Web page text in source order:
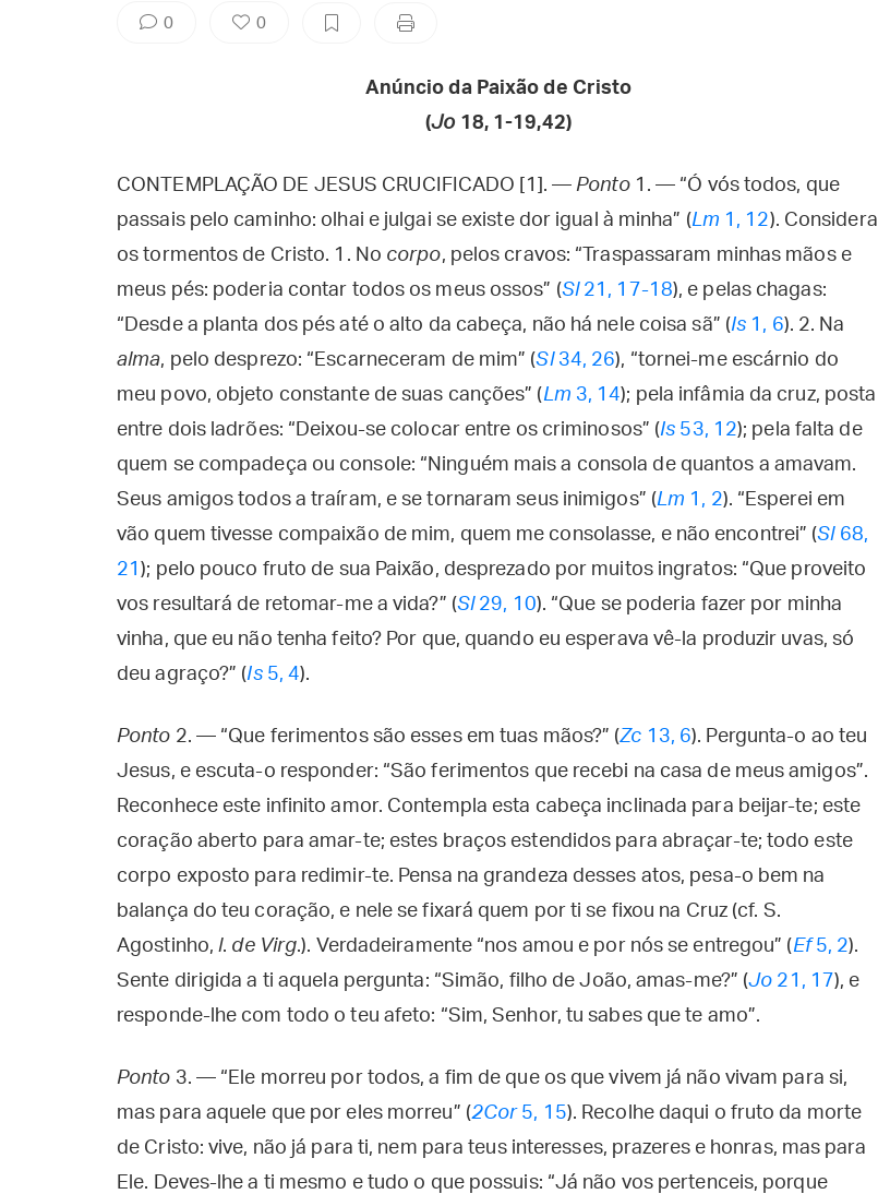
0 0
Anúncio da Paixão de Cristo
(Jo 18, 1-19,42)
CONTEMPLAÇÃO DE JESUS CRUCIFICADO [1]. —Ponto1. — “Ó vós todos, que
passais pelo caminho: olhai e julgai se existe dor igual à minha” (Lm 1, 12). Considera
os tormentos de Cristo. 1. No corpo, pelos cravos: “Traspassaram minhas mãos e
meus pés: poderia contar todos os meus ossos” (Sl21, 17-18), e pelas chagas:
“Desde a planta dos pés até o alto da cabeça, não há nele coisa sã” (Is 1, 6). 2. Na
alma, pelo desprezo: “Escarneceram de mim” (Sl34, 26), “tornei-me escárnio do
meu povo, objeto constante de suas canções” (Lm 3, 14); pela infâmia da cruz, posta
entre dois ladrões: “Deixou-se colocar entre os criminosos” (Is 53, 12); pela falta de
quem se compadeça ou console: “Ninguém mais a consola de quantos a amavam.
Seus amigos todos a traíram, e se tornaram seus inimigos” (Lm 1, 2). “Esperei em
vão quem tivesse compaixão de mim, quem me consolasse, e não encontrei” (Sl68,
21 ); pelo pouco fruto de sua Paixão, desprezado por muitos ingratos: “Que proveito
vos resultará de retomar-me a vida?” (Sl29, 10). “Que se poderia fazer por minha
vinha, que eu não tenha feito? Por que, quando eu esperava vê-la produzir uvas, só
deu agraço?” (Is5, 4).
Ponto 2. — “Que ferimentos são esses em tuas mãos?” (Zc 13, 6). Pergunta-o ao teu
Jesus, e escuta-o responder: “São ferimentos que recebi na casa de meus amigos”.
Reconhece este infinito amor. Contempla esta cabeça inclinada para beijar-te; este
coração aberto para amar-te; estes braços estendidos para abraçar-te; todo este
corpo exposto para redimir-te. Pensa na grandeza desses atos, pesa-o bem na
balança do teu coração, e nele se fixará quem por ti se fixou na Cruz (cf. S.
Agostinho,l. de Virg.). Verdadeiramente “nos amou e por nós se entregou” (Ef5, 2).
Sente dirigida a ti aquela pergunta: “Simão, filho de João, amas-me?” (Jo 21, 17), e
responde-lhe com todo o teu afeto: “Sim, Senhor, tu sabes que te amo”.
Ponto 3. — “Ele morreu por todos, a fim de que os que vivem já não vivam para si,
mas para aquele que por eles morreu” (2Cor5, 15). Recolhe daqui o fruto da morte
de Cristo: vive, não já para ti, nem para teus interesses, prazeres e honras, mas para
Ele. Deves-lhe a ti mesmo e tudo o que possuis: “Já não vos pertenceis, porque